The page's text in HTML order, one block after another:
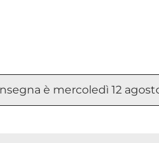
è mercoledì 12